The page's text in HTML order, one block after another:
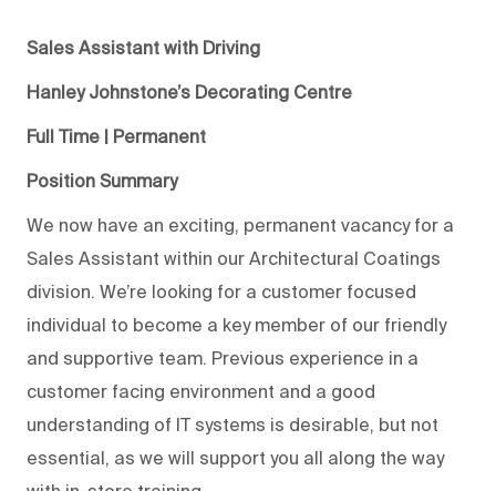
Sales Assistant with Driving
Hanley Johnstone’s Decorating Centre
Full Time | Permanent
Position Summary
We now have an exciting, permanent vacancy for a
Sales Assistant within our Architectural Coatings
division. We’re looking for a customer focused
individual to become a key member of our friendly
and supportive team. Previous experience in a
customer facing environment and a good
understanding of IT systems is desirable, but not
essential, as we will support you all along the way